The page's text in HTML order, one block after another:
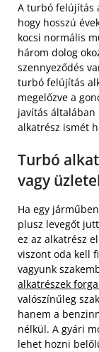
A turbó felújítás
hogy hosszú
kocsi normális
három dolog
szennyeződés
turbó felújítás
megelőzve a
javítás
alkatrész ismét
Turbó
vagy
Ha egy
plusz levegőt
ez az alkatrész
viszont oda kell
vagyunk
alkatrészek
valószínűleg
hanem a
nélkül. A gyári
lehet hozni